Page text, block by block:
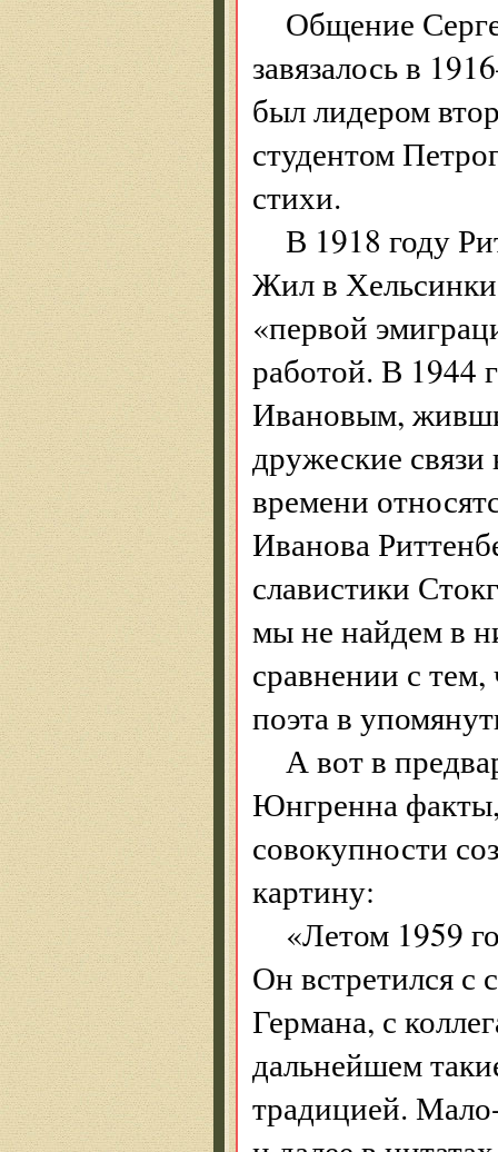
Общение
завязалось в
был лидером
студентом
стихи.
В 1918 году
Жил в
«первой
работой. В 1944
Ивановым,
дружеские
времени
Иванова
славистики
мы не найдем в
сравнении с
поэта в
А вот в
Юнгренна факты,
совокупности
картину:
«Летом 1959
Он встретился с
Германа, с
дальнейшем
традицией.